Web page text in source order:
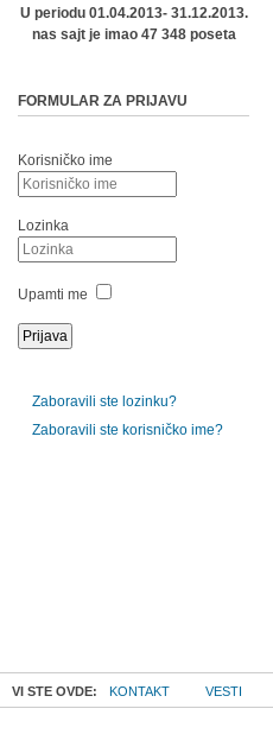
U periodu 01.04.2013- 31.12.2013.
nas sajt je imao 47 348 poseta
FORMULAR ZA PRIJAVU
Korisničko ime
Lozinka
Upamti me
Zaboravili ste lozinku?
Zaboravili ste korisničko ime?
VI STE OVDE: KONTAKT VESTI